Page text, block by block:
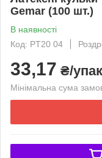
Gemar (100 шт.)
В наявності
Код: PT20 04
33,17 ₴/
Мінімальна сума